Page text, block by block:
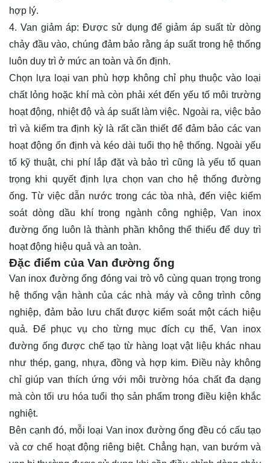
hợp lý.
4. Van giảm áp: Được sử dụng để giảm áp suất từ dòng
chảy đầu vào, chúng đảm bảo rằng áp suất trong hệ thống
luôn duy trì ở mức an toàn và ổn định.
Chọn lựa loại van phù hợp không chỉ phụ thuộc vào loại
chất lỏng hoặc khí mà còn phải xét đến yếu tố môi trường
hoạt động, nhiệt độ và áp suất làm việc. Ngoài ra, việc bảo
trì và kiểm tra định kỳ là rất cần thiết để đảm bảo các van
hoạt động ổn định và kéo dài tuổi thọ hệ thống. Ngoài yếu
tố kỹ thuật, chi phí lắp đặt và bảo trì cũng là yếu tố quan
trọng khi quyết định lựa chọn van cho hệ thống đường
ống. Từ việc dẫn nước trong các tòa nhà, đến việc kiểm
soát dòng dầu khí trong ngành công nghiệp, Van inox
đường ống luôn là thành phần không thể thiếu để duy trì
hoạt động hiệu quả và an toàn.
Đặc điểm của Van đường ống
Van inox đường ống đóng vai trò vô cùng quan trọng trong
hệ thống vận hành của các nhà máy và công trình công
nghiệp, đảm bảo lưu chất được kiểm soát một cách hiệu
quả. Để phục vụ cho từng mục đích cụ thể, Van inox
đường ống được chế tạo từ hàng loạt vật liệu khác nhau
như thép, gang, nhựa, đồng và hợp kim. Điều này không
chỉ giúp van thích ứng với môi trường hóa chất đa dạng
mà còn tối ưu hóa tuổi thọ sản phẩm trong điều kiện khắc
nghiệt.
Bên cạnh đó, mỗi loại Van inox đường ống đều có cấu tạo
và cơ chế hoạt động riêng biệt. Chẳng hạn, van bướm và